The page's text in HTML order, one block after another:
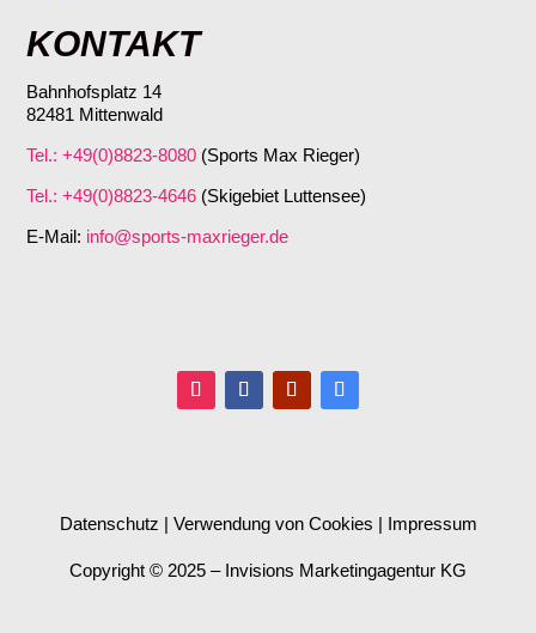
KONTAKT
Bahnhofsplatz 14
82481 Mittenwald
Tel.: +49(0)8823-8080 (Sports Max Rieger)
Tel.: +49(0)8823-4646 (Skigebiet Luttensee)
E-Mail: info@sports-maxrieger.de
Datenschutz | Verwendung von Cookies | Impressum
Copyright © 2025 – Invisions Marketingagentur KG